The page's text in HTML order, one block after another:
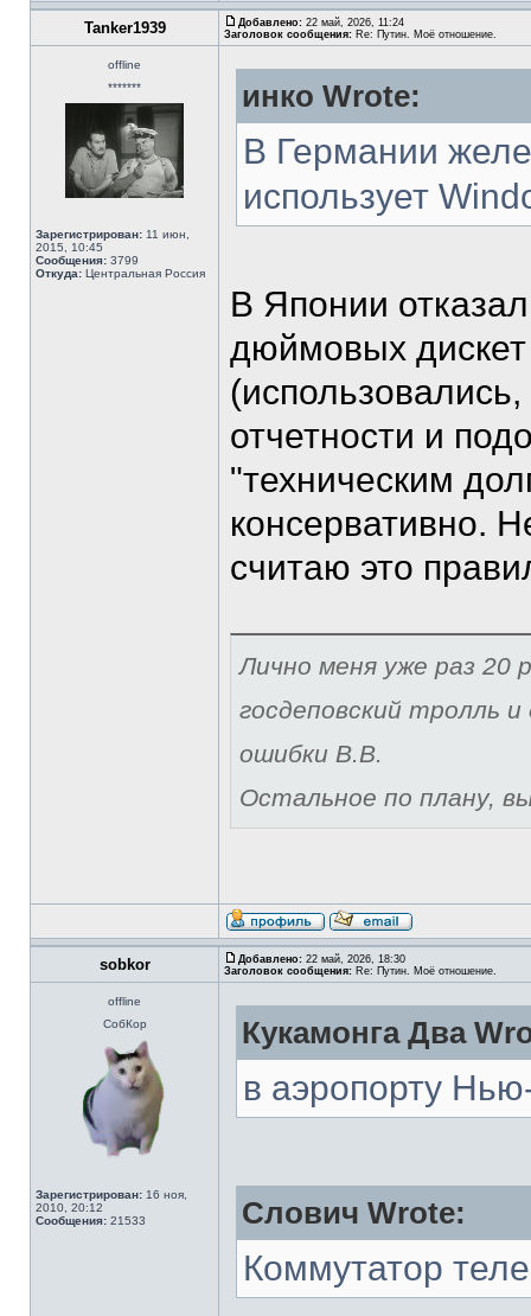
Tanker1939 Добавлено: 22 май, 2026, 11:24
Заголовок сообщения: Re: Путин. Моё отношение.
offline
*******
Зарегистрирован: 11 июн,
2015, 10:45
Сообщения: 3799
Откуда: Центральная Россия
инко Wrote:
В Германии
использует
В Японии
дюймовых
отчетности и
"техническим
консервативно.
считаю это
Лично меня уже раз 20
госдеповский тролль
ошибки В.В.
Остальное по плану,
sobkor Добавлено: 22 май, 2026, 18:30
Заголовок сообщения: Re: Путин. Моё отношение.
offline
СобКор
Зарегистрирован: 16 ноя,
2010, 20:12
Сообщения: 21533
Кукамонга Два
в аэропорту
Слович Wrote:
Коммутатор